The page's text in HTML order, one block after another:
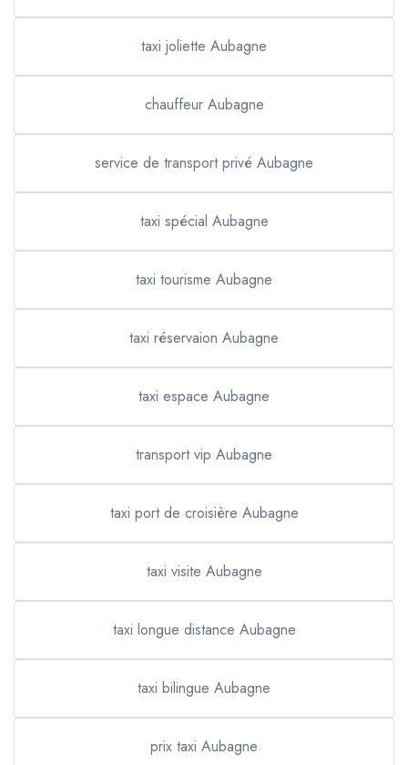
taxi joliette Aubagne
chauffeur Aubagne
service de transport privé Aubagne
taxi spécial Aubagne
taxi tourisme Aubagne
taxi réservaion Aubagne
taxi espace Aubagne
transport vip Aubagne
taxi port de croisière Aubagne
taxi visite Aubagne
taxi longue distance Aubagne
taxi bilingue Aubagne
prix taxi Aubagne